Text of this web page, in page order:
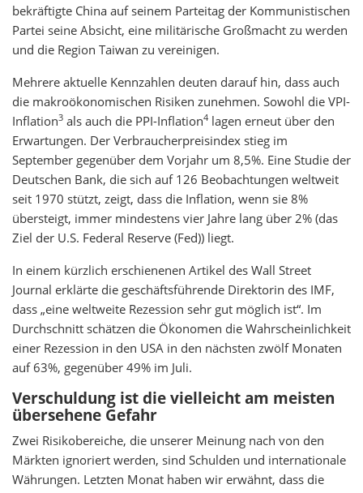
bekräftigte China auf seinem Parteitag der Kommunistischen
Partei seine Absicht, eine militärische Großmacht zu werden
und die Region Taiwan zu vereinigen.
Mehrere aktuelle Kennzahlen deuten darauf hin, dass auch
die makroökonomischen Risiken zunehmen. Sowohl die VPI-
Inflation3 als auch die PPI-Inflation4 lagen erneut über den
Erwartungen. Der Verbraucherpreisindex stieg im
September gegenüber dem Vorjahr um 8,5%. Eine Studie der
Deutschen Bank, die sich auf 126 Beobachtungen weltweit
seit 1970 stützt, zeigt, dass die Inflation, wenn sie 8%
übersteigt, immer mindestens vier Jahre lang über 2% (das
Ziel der U.S. Federal Reserve (Fed)) liegt.
In einem kürzlich erschienenen Artikel des Wall Street
Journal erklärte die geschäftsführende Direktorin des IMF,
dass „eine weltweite Rezession sehr gut möglich ist“. Im
Durchschnitt schätzen die Ökonomen die Wahrscheinlichkeit
einer Rezession in den USA in den nächsten zwölf Monaten
auf 63%, gegenüber 49% im Juli.
Verschuldung ist die vielleicht am meisten
übersehene Gefahr
Zwei Risikobereiche, die unserer Meinung nach von den
Märkten ignoriert werden, sind Schulden und internationale
Währungen. Letzten Monat haben wir erwähnt, dass die